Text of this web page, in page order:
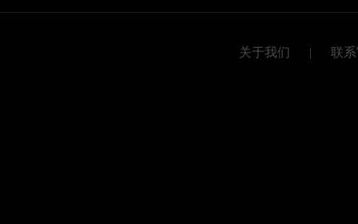
关于我们 | 联